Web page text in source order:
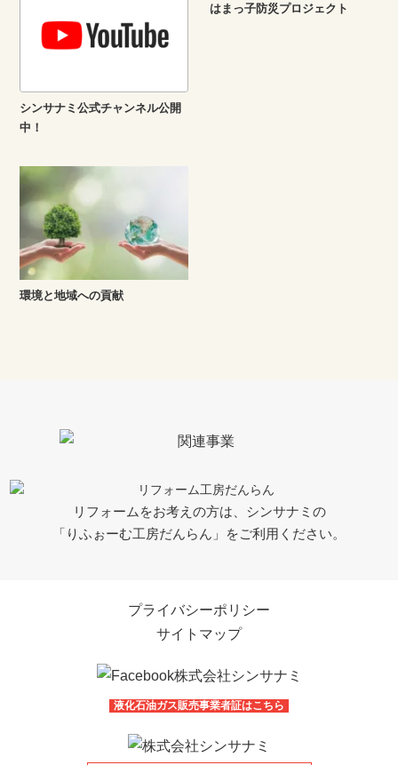
シンサナミ公式チャンネル公開
中！
はまっ子防災プロジェクト
環境と地域への貢献
リフォームをお考えの方は、シンサナミの
「りふぉーむ工房だんらん」をご利用ください。
プライバシーポリシー
サイトマップ
液化石油ガス販売事業者証はこちら